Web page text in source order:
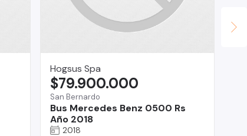
Hogsus Spa
San Bernardo
Bus Mercedes Benz 0500 Rs
Año 2018
$79.900.000
2018